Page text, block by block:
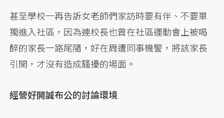
甚至學校一再告訴女老師們家訪時要有伴、不要單
獨進入社區，因為連校長也曾在社區運動會上被喝
醉的家長一路尾隨，好在周遭同事機警，將該家長
引開，才沒有造成騷擾的場面。
經營好開誠布公的討論環境